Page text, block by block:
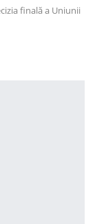
finală a Uniunii